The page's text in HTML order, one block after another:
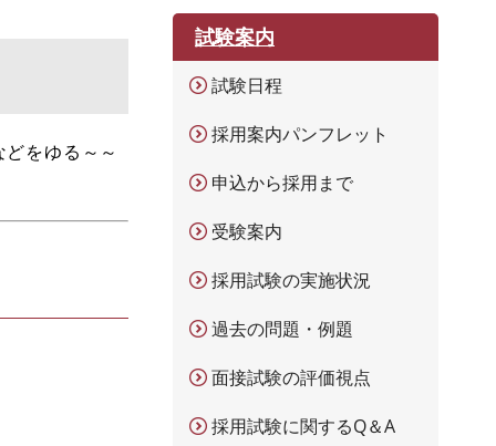
をゆる～～
試験案内
試験日程
採用案内パンフレット
申込から採用まで
受験案内
採用試験の実施状況
過去の問題・例題
面接試験の評価視点
採用試験に関するQ＆A